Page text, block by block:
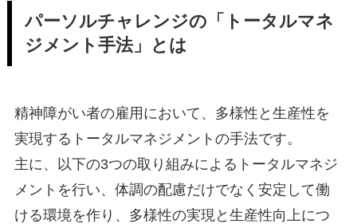
パーソルチャレンジの「トータルマネ
ジメント手法」とは
精神障がい者の雇用において、多様性と生産性を
実現するトータルマネジメントの手法です。
主に、以下の3つの取り組みによるトータルマネジ
メントを行い、体調の配慮だけでなく安定して働
ける環境を作り、多様性の実現と生産性向上につ